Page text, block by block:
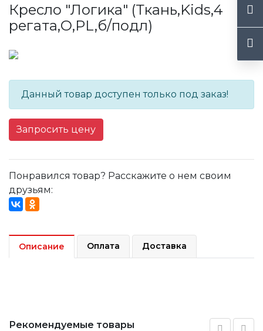
Кресло "Логика" (Ткань,Kids,4
регата,О,PL,б/подл)
Данный товар доступен только под заказ!
Запросить цену
Понравился товар? Расскажите о нем своим
друзьям:
Описание Оплата Доставка
Рекомендуемые товары